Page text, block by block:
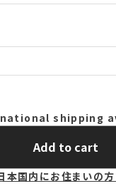
shipping
Add to cart
本国内にお住まいの